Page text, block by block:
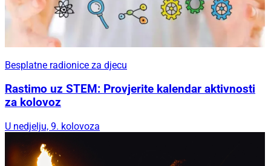
Besplatne radionice za djecu
Rastimo uz STEM: Provjerite kalendar aktivnosti
za kolovoz
U nedjelju, 9. kolovoza